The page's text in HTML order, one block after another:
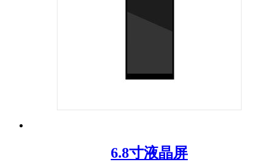
6.8寸液晶屏